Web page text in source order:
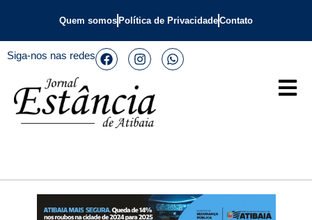
Quem somos Política de PrivacidadeContato
Siga-nos nas redes